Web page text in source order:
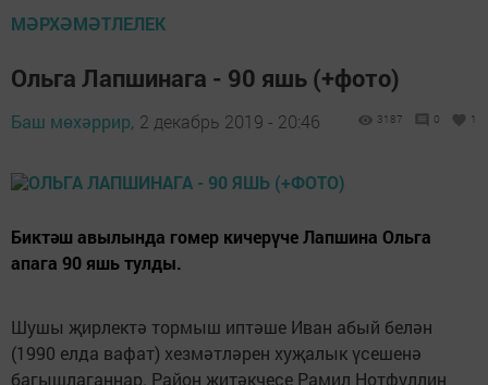
МӘРХӘМӘТЛЕЛЕК
Ольга Лапшинага - 90 яшь (+фото)
Баш мөхәррир, 2 декабрь 2019 - 20:46 3187 0 1
Биктәш авылында гомер кичерүче Лапшина Ольга
апага 90 яшь тулды.
Шушы җирлектә тормыш иптәше Иван абый белән
(1990 елда вафат) хезмәтләрен хуҗалык үсешенә
багышлаганнар. Район җитәкчесе Рамил Нотфуллин